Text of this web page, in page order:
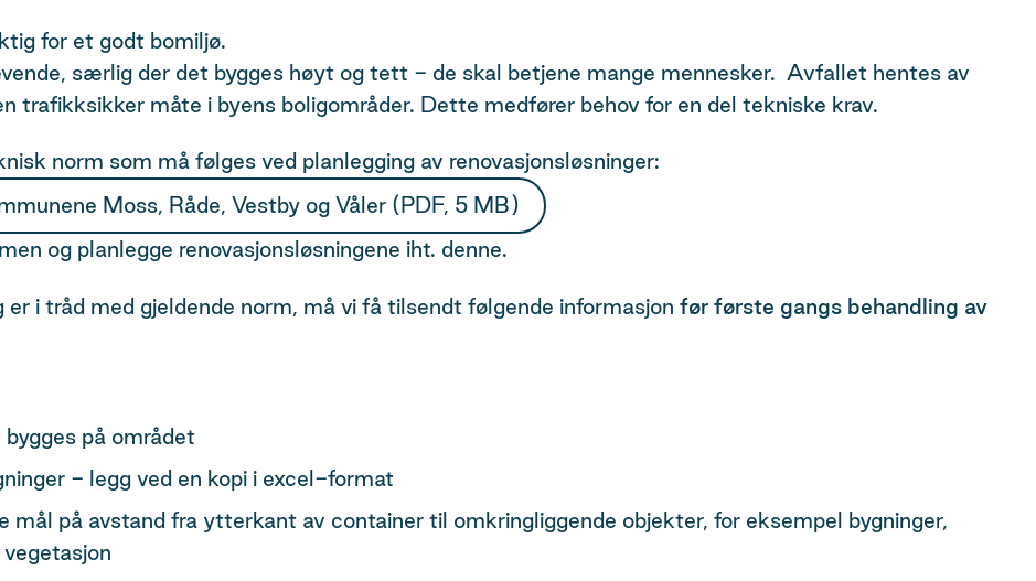
for et godt bomiljø.
særlig der det bygges høyt og tett - de skal betjene mange mennesker. Avfallet hentes av
trafikksikker måte i byens boligområder. Dette medfører behov for en del tekniske krav.
norm som må følges ved planlegging av renovasjonsløsninger:
Moss, Råde, Vestby og Våler (PDF, 5 MB)
og planlegge renovasjonsløsningene iht. denne.
i tråd med gjeldende norm, må vi få tilsendt følgende informasjon før første gangs behandling av
på området​
- legg ved en kopi i excel-format
på avstand fra ytterkant av container til omkringliggende objekter, for eksempel bygninger,